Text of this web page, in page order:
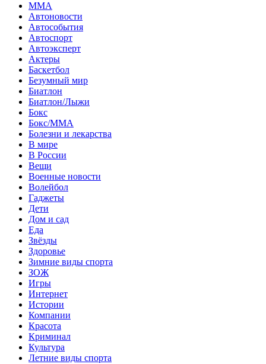
MMA
Автоновости
Автособытия
Автоспорт
Автоэксперт
Актеры
Баскетбол
Безумный мир
Биатлон
Биатлон/Лыжи
Бокс
Бокс/MMA
Болезни и лекарства
В мире
В России
Вещи
Военные новости
Волейбол
Гаджеты
Дети
Дом и сад
Еда
Звёзды
Здоровье
Зимние виды спорта
ЗОЖ
Игры
Интернет
Истории
Компании
Красота
Криминал
Культура
Летние виды спорта